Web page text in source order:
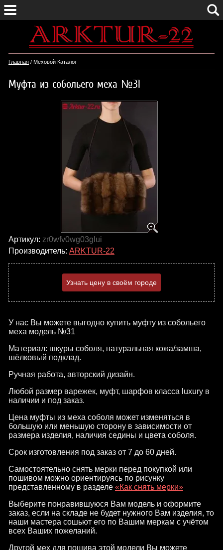
Главная / Меховой Каталог
Муфта из собольего меха №31
Артикул: zr0wfv0wg03glui
Производитель: ARKTUR-22
Узнать цену в своём городе
У нас Вы можете выгодно купить муфту из собольего
меха модель №31
Материал: шкуры соболя, натуральная кожа/замша,
шёлковый подклад.
Ручная работа, авторский дизайн.
Любой размер варежек, муфт, шарфов класса luxury в
наличии и под заказ.
Цена муфты из меха соболя может изменяться в
большую или меньшую сторону в зависимости от
размера изделия, наличия седины и цвета соболя.
Срок изготовления под заказ от 7 до 60 дней.
Самостоятельно снять мерки перед покупкой или
пошивом можно ориентируясь по рисунку
представленному в разделе «Как снять мерки»
Выберите понравившуюся Вам модель и оформите
заказ, если на складе не будет нужного Вам изделия, то
наши мастера сошьют его по Вашим меркам с учётом
всех Ваших пожеланий.
Другой мех для пошива этой модели Вы можете